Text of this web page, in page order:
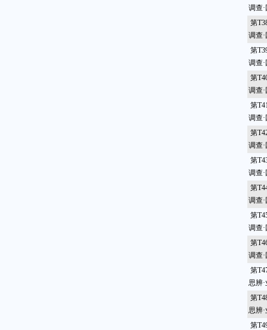
调查
第
调查
第
调查
第
调查
第
调查
第
调查
第
调查
第
调查
第
调查
第
调查
第
思辨
第
思辨
第